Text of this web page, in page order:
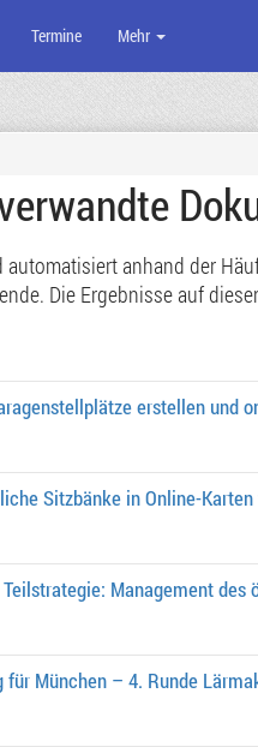
Termine Mehr
automatisiert anhand der
Die Ergebnisse auf
erstellen und
Sitzbänke in Online-
Management
für München – 4. Runde